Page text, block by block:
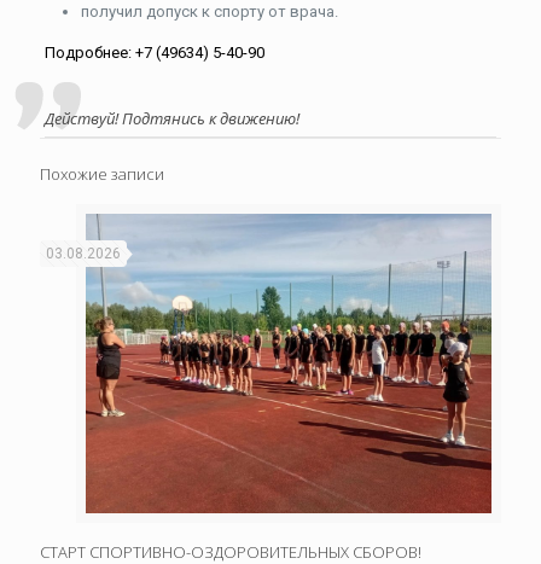
получил допуск к спорту от врача.
Подробнее: +7 (49634) 5-40-90
Действуй! Подтянись к движению!
Похожие записи
03.08.2026
СТАРТ СПОРТИВНО-ОЗДОРОВИТЕЛЬНЫХ СБОРОВ!